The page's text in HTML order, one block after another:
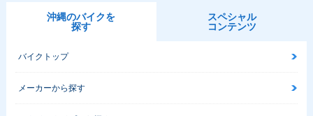
沖縄のバイクを
探す
スペシャル
コンテンツ
バイクトップ
メーカーから探す